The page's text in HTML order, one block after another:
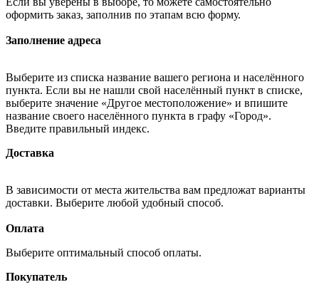
оформить заказ, заполнив по этапам всю форму.
Заполнение адреса
Выберите из списка название вашего региона и населённого
пункта. Если вы не нашли свой населённый пункт в списке,
выберите значение «Другое местоположение» и впишите
название своего населённого пункта в графу «Город».
Введите правильный индекс.
Доставка
В зависимости от места жительства вам предложат варианты
доставки. Выберите любой удобный способ.
Оплата
Выберите оптимальный способ оплаты.
Покупатель